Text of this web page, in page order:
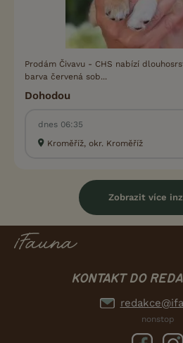
Prodám Čivavu - CHS nabízí
barva červená sob...
Dohodou
dnes 06:35
Kroměříž, okr. Kroměříž
Zobrazit více
KONTAKT DO
nonstop